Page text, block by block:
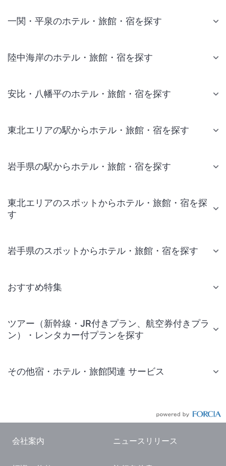
一関・平泉のホテル・旅館・宿を探す
陸中海岸のホテル・旅館・宿を探す
安比・八幡平のホテル・旅館・宿を探す
東北エリアの駅からホテル・旅館・宿を探す
岩手県の駅からホテル・旅館・宿を探す
東北エリアのスポットからホテル・旅館・宿を探
す
岩手県のスポットからホテル・旅館・宿を探す
おすすめ特集
ツアー（新幹線・JR付きプラン、航空券付きプラ
ン）・レンタカー付プランを探す
その他宿・ホテル・旅館関連 サービス
会社案内 ニュースリリース